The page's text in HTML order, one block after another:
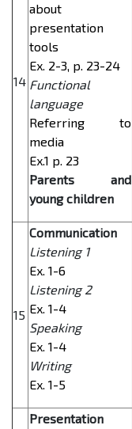
14
about
presentation
tools
Ex. 2-3, p. 23-24
Functional
language
Referring to
media
Ex.1 p. 23
Parents and
young children
15
Communication
Listening 1
Ex. 1-6
Listening 2
Ex. 1-4
Speaking
Ex. 1-4
Writing
Ex. 1-5
Presentation